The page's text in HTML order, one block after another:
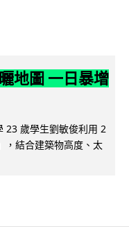
地圖 一日暴增
23 歲學生劉敏俊利用 2
，結合建築物高度、太